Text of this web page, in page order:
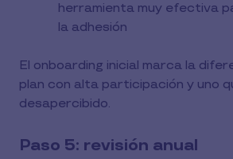
herramienta muy efectiva
la adhesión
El onboarding inicial marca la
plan con alta participación y uno
desapercibido.
Paso 5: revisión anual